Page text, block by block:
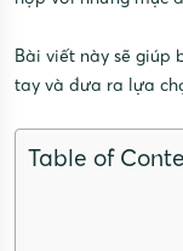
Bài viết này sẽ giúp
tay và đưa ra lựa
Table of